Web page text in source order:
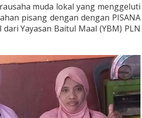
muda lokal yang menggeluti
pisang dengan dengan PISANA
Yayasan Baitul Maal (YBM) PLN